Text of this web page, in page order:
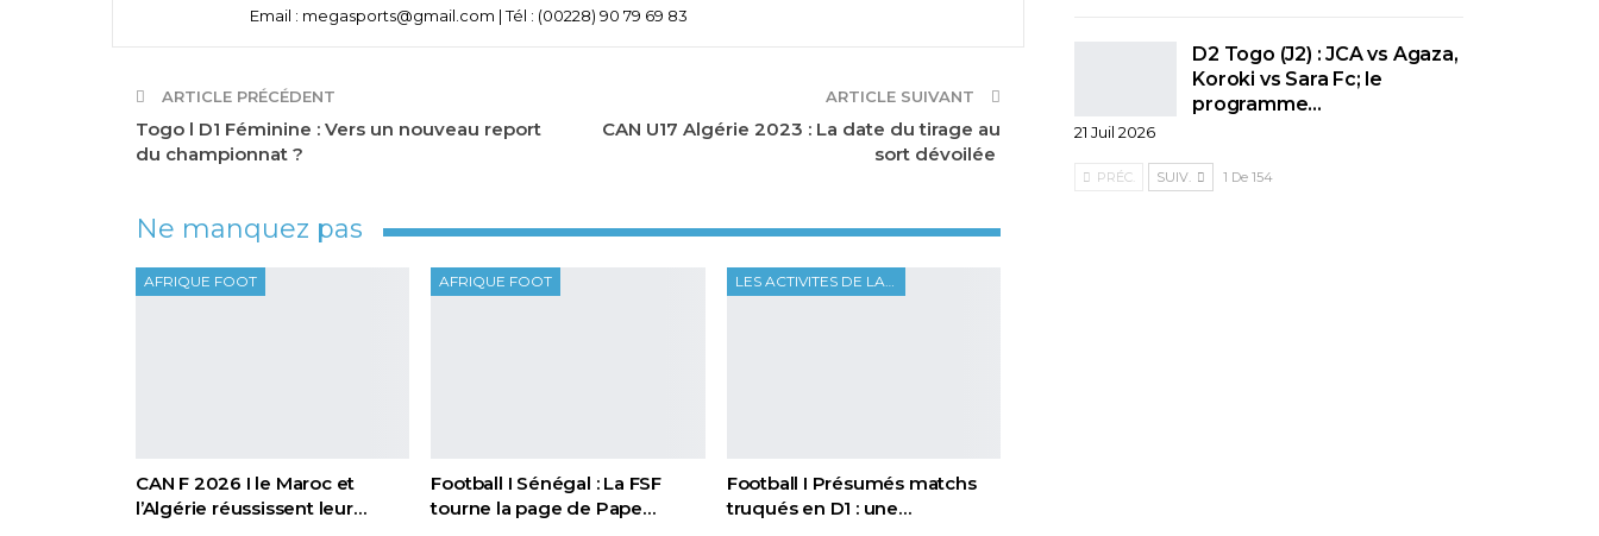
Email : megasports@gmail.com | Tél : (00228) 90 79 69 83
ARTICLE PRÉCÉDENT
Togo l D1 Féminine : Vers un nouveau report
du championnat ?
ARTICLE SUIVANT
CAN U17 Algérie 2023 : La date du tirage au
sort dévoilée
Ne manquez pas
AFRIQUE FOOT
CAN F 2026 I le Maroc et
l’Algérie réussissent leur…
AFRIQUE FOOT
Football I Sénégal : La FSF
tourne la page de Pape…
Football I Présumés matchs
truqués en D1 : une…
D2 Togo (J2) : JCA vs Agaza,
Koroki vs Sara Fc; le
programme…
21 Juil 2026
PRÉC. SUIV. 1 De 154